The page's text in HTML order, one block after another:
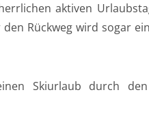
aktiven
Rückweg wird sogar
Skiurlaub durch